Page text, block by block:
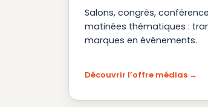
Salons, congrès,
matinées thématiques :
marques en événements.
Découvrir l’offre médias